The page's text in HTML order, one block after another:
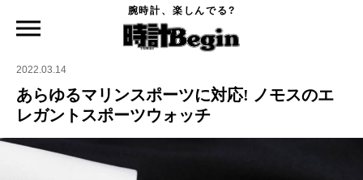
腕時計、楽しんでる?
あらゆるマリンスポーツに対応! ノモスのエレガントスポーツウォッチ
2022.03.14
あらゆるマリンスポーツに対応! ノモスのエ
レガントスポーツウォッチ